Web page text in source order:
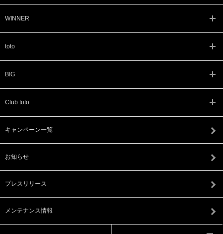
WINNER
toto
BIG
Club toto
キャンペーン一覧
お知らせ
プレスリリース
メンテナンス情報